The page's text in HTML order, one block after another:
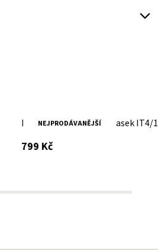
NEJPRODÁVANĚJŠÍ
Pánský černý kožený opasek IT4/1
799 Kčs DPH